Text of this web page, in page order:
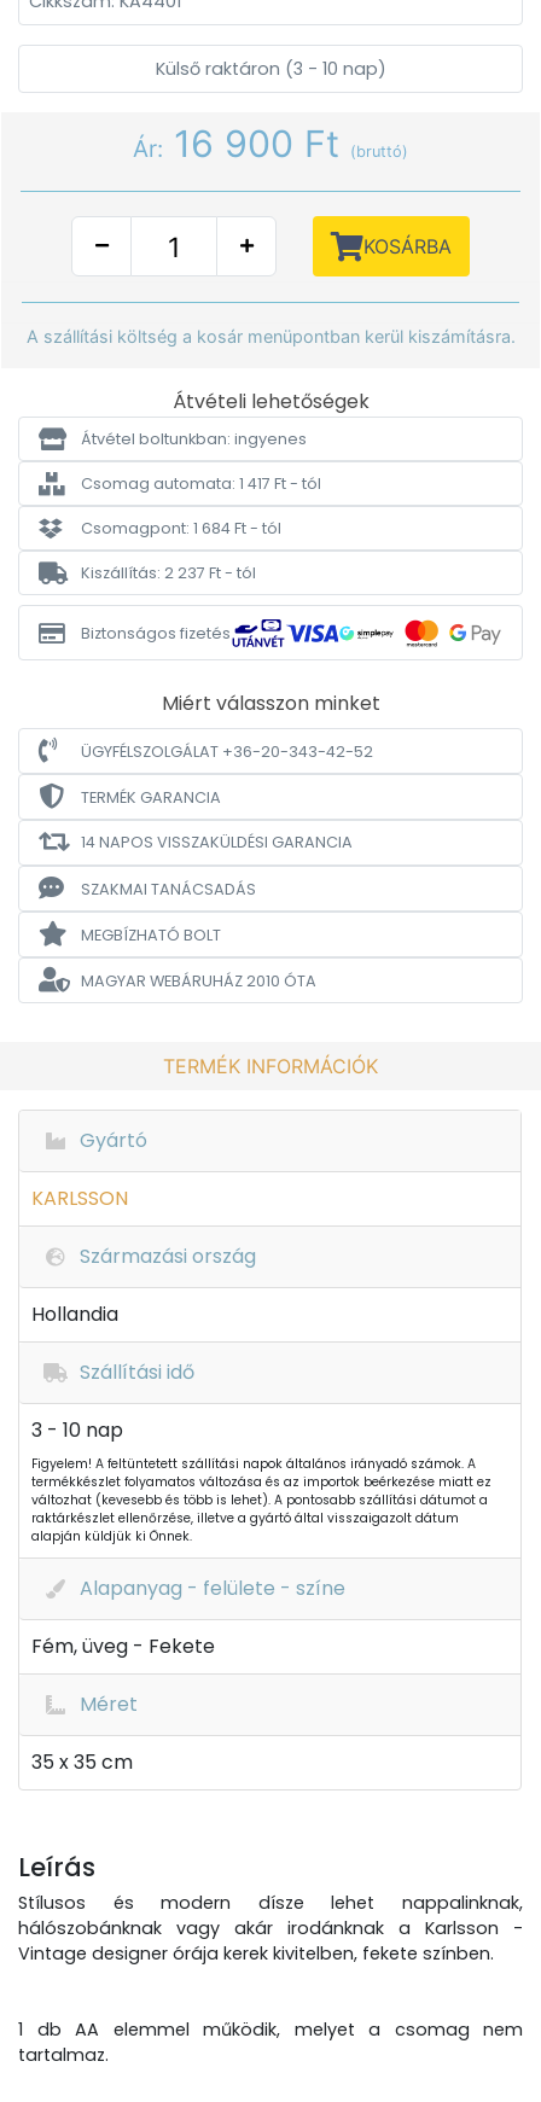
Külső raktáron (3 - 10 nap)
Ár: 16 900 Ft (bruttó)
KOSÁRBA
A szállítási költség a kosár menüpontban kerül kiszámításra.
Átvételi lehetőségek
Átvétel boltunkban: ingyenes
Csomag automata: 1 417 Ft - tól
Csomagpont: 1 684 Ft - tól
Kiszállítás: 2 237 Ft - tól
Biztonságos fizetés
Miért válasszon minket
ÜGYFÉLSZOLGÁLAT +36-20-343-42-52
TERMÉK GARANCIA
14 NAPOS VISSZAKÜLDÉSI GARANCIA
SZAKMAI TANÁCSADÁS
MEGBÍZHATÓ BOLT
MAGYAR WEBÁRUHÁZ2010 ÓTA
TERMÉK INFORMÁCIÓK
Gyártó
KARLSSON
Származási ország
Hollandia
Szállítási idő
3 - 10 nap
Figyelem! A feltüntetett szállítási napok általános irányadó számok. A
termékkészlet folyamatos változása és az importok beérkezése miatt ez
változhat (kevesebb és több is lehet). A pontosabb szállítási dátumot a
raktárkészlet ellenőrzése, illetve a gyártó által visszaigazolt dátum
alapján küldjük ki Önnek.
Alapanyag - felülete - színe
Fém, üveg - Fekete
Méret
35 x 35 cm
Leírás
Stílusos és modern dísze lehet nappalinknak,
hálószobánknak vagy akár irodánknak a Karlsson -
Vintage designer órája kerek kivitelben, fekete színben.
1 db AA elemmel működik, melyet a csomag nem
tartalmaz.